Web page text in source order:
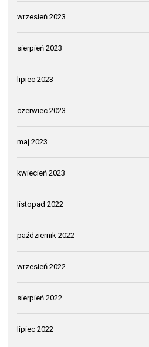
wrzesień 2023
sierpień 2023
lipiec 2023
czerwiec 2023
maj 2023
kwiecień 2023
listopad 2022
październik 2022
wrzesień 2022
sierpień 2022
lipiec 2022